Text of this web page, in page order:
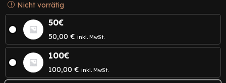
Nicht vorrätig
50€
50,00 € inkl. MwSt.
100€
100,00 € inkl. MwSt.